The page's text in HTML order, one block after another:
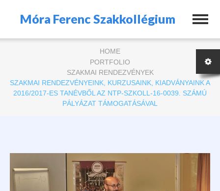
Móra Ferenc Szakkollégium
HOME
PORTFOLIO
SZAKMAI RENDEZVÉNYEK
SZAKMAI RENDEZVÉNYEINK, KURZUSAINK, KIADVÁNYAINK A
2016/2017-ES TANÉVBŐL AZ NTP-SZKOLL-16-0039. SZÁMÚ
PÁLYÁZAT TÁMOGATÁSÁVAL